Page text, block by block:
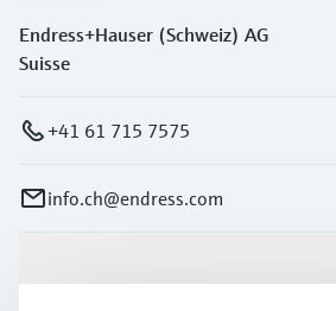
Endress+Hauser (Schweiz) AG
Suisse
+41 61 715 7575
info.ch@endress.com